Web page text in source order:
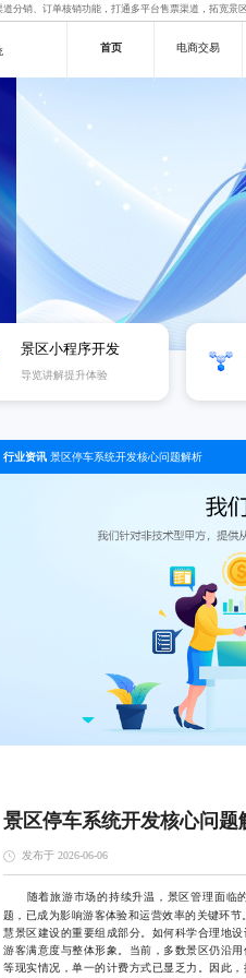
分销、订单核销功能，打通多平台售票渠道，拓宽景
首页 电商交易
景区小程序开发
导览讲解提升体验
行业资讯 景区停车系统开发核心问题解析
景区停车系统开发核心问题
发布于 2026-06-06
随着旅游市场的持续升温，景区管理面临
题，已成为影响游客体验和运营效率的关键环节
慧景区建设的重要组成部分。如何科学合理地
游客满意度与整体形象。当前，多数景区仍沿
等现实情况，单一的计费方式已显乏力。因此